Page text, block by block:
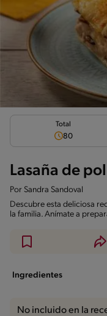
Total
80
Lasaña de
Por Sandra Sandoval
Descubre esta deliciosa
la familia. Anímate a
Ingredientes
No incluido en la